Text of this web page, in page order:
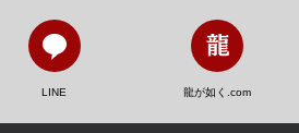
LINE 龍が如く.com